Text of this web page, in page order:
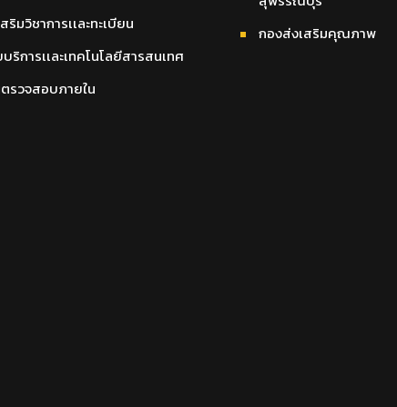
ริมวิชาการเเละทะเบียน
ริการเเละเทคโนโลยีสารสนเทศ
รวจสอบภายใน
กองส่งเสริมคุณภาพ